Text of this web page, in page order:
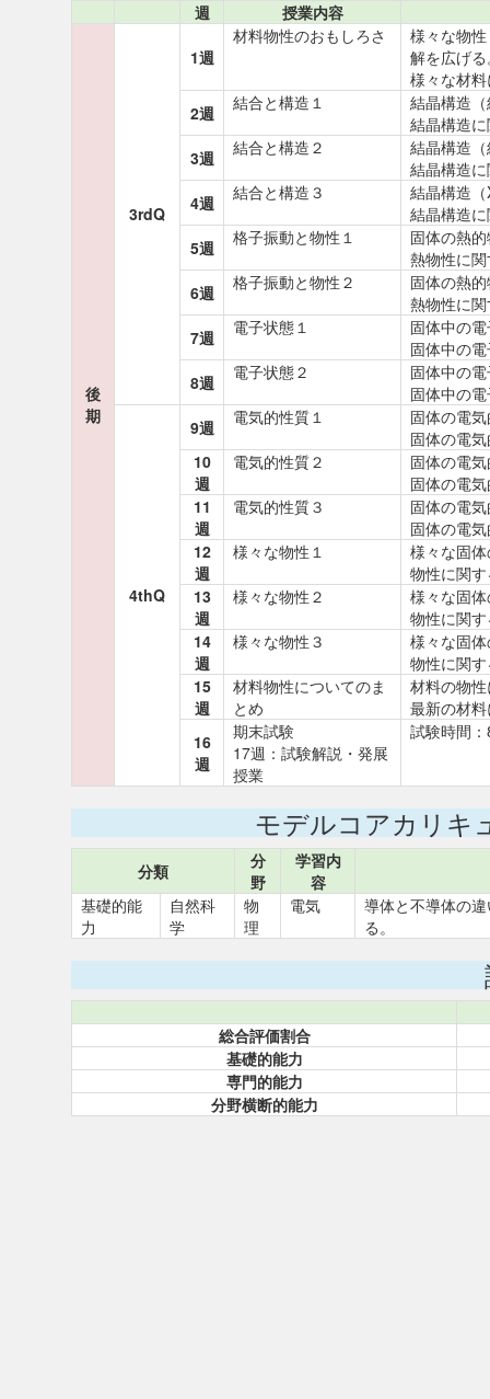
週 授業内容
後
期
3rdQ
1週
材料物性のおもしろさ
様々な物
解を広げ
様々な材
2週
結合と構造１
結晶構造
結晶構造
3週
結合と構造２
結晶構造
結晶構造
4週
結合と構造３
結晶構造
結晶構造
5週
格子振動と物性１
固体の熱
熱物性に
6週
格子振動と物性２
固体の熱
熱物性に
7週
電子状態１
固体中の
固体中の
8週
電子状態２
固体中の
固体中の
4thQ
9週 電気的性質１
固体の電
固体の電
10
週
電気的性質２
固体の電
固体の電
11
週
電気的性質３
固体の電
固体の電
12
週
様々な物性１
様々な固
物性に関
13
週
様々な物性２
様々な固
物性に関
14
週
様々な物性３
様々な固
物性に関
15
週
材料物性についてのま
とめ
材料の物
最新の材
16
週
期末試験
17週：試験解説・発展
授業
試験時間
モデルコアカリキ
分類
分
野
学習内
容
基礎的能
力
自然科
学
物
理
電気
導体と不導体の
る。
総合評価割合
基礎的能力
専門的能力
分野横断的能力